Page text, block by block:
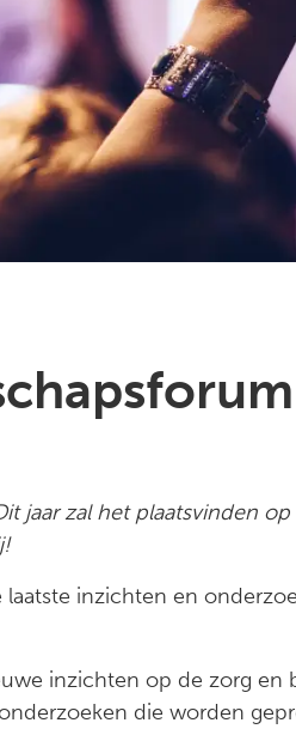
jaar zal het plaatsvinden
inzichten en
inzichten op de zorg en
die worden